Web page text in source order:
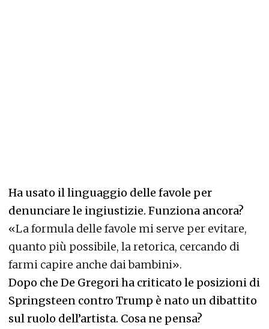
Ha usato il linguaggio delle favole per
denunciare le ingiustizie. Funziona ancora?
«La formula delle favole mi serve per evitare,
quanto più possibile, la retorica, cercando di
farmi capire anche dai bambini».
Dopo che De Gregori ha criticato le posizioni di
Springsteen contro Trump è nato un dibattito
sul ruolo dell’artista. Cosa ne pensa?